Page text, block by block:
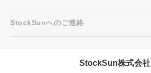
StockSunへのご連絡
StockSun株式会社